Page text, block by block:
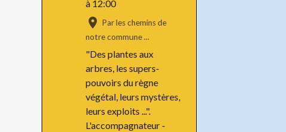
à 12:00
Par les chemins de
notre commune ...
"Des plantes aux
arbres, les supers-
pouvoirs du règne
végétal, leurs mystères,
leurs exploits ...".
L'accompagnateur -